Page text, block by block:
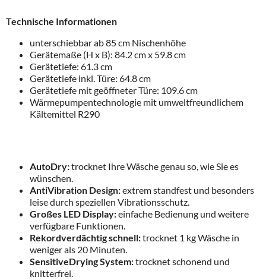
Technische Informationen
unterschiebbar ab 85 cm Nischenhöhe
Gerätemaße (H x B): 84.2 cm x 59.8 cm
Gerätetiefe: 61.3 cm
Gerätetiefe inkl. Türe: 64.8 cm
Gerätetiefe mit geöffneter Türe: 109.6 cm
Wärmepumpentechnologie mit umweltfreundlichem
Kältemittel R290
AutoDry:trocknet Ihre Wäsche genau so, wie Sie es
wünschen.
AntiVibration Design:extrem standfest und besonders
leise durch speziellen Vibrationsschutz.
Großes LED Display:einfache Bedienung und weitere
verfügbare Funktionen.
Rekordverdächtig schnell:trocknet 1 kg Wäsche in
weniger als 20 Minuten.
SensitiveDrying System:trocknet schonend und
knitterfrei.